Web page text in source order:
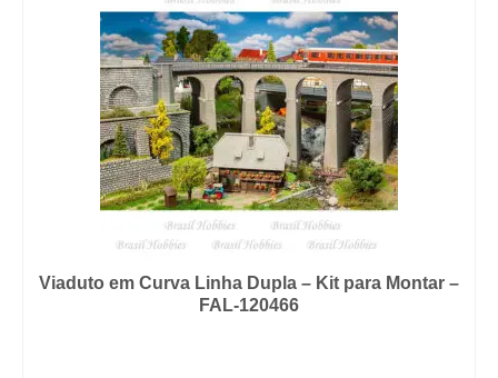
Viaduto em Curva Linha Dupla – Kit para Montar –
FAL-120466